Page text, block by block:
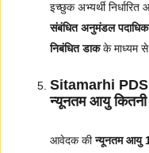
इच्छुक अभ्यर्थी
संबंधित अनुमंडल
निबंधित डाकके माध्यम
Sitamarhi
न्यूनतम आयु कितनी
आवेदक कीन्यूनतम आयु